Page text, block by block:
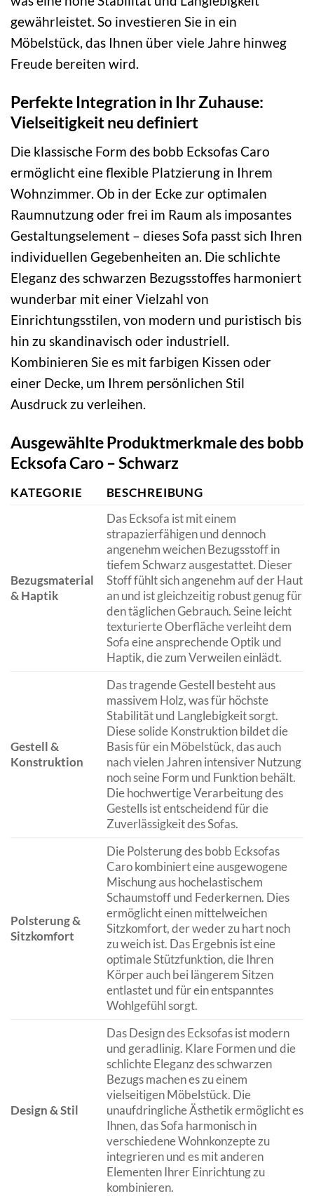
gewährleistet. So investieren Sie in ein
Möbelstück, das Ihnen über viele Jahre hinweg
Freude bereiten wird.
Perfekte Integration in Ihr Zuhause:
Vielseitigkeit neu definiert
Die klassische Form des bobb Ecksofas Caro
ermöglicht eine flexible Platzierung in Ihrem
Wohnzimmer. Ob in der Ecke zur optimalen
Raumnutzung oder frei im Raum als imposantes
Gestaltungselement – dieses Sofa passt sich Ihren
individuellen Gegebenheiten an. Die schlichte
Eleganz des schwarzen Bezugsstoffes harmoniert
wunderbar mit einer Vielzahl von
Einrichtungsstilen, von modern und puristisch bis
hin zu skandinavisch oder industriell.
Kombinieren Sie es mit farbigen Kissen oder
einer Decke, um Ihrem persönlichen Stil
Ausdruck zu verleihen.
Ausgewählte Produktmerkmale des bobb
Ecksofa Caro – Schwarz
KATEGORIE BESCHREIBUNG
Bezugsmaterial
& Haptik
Das Ecksofa ist mit einem
strapazierfähigen und dennoch
angenehm weichen Bezugsstoff in
tiefem Schwarz ausgestattet. Dieser
Stoff fühlt sich angenehm auf der Haut
an und ist gleichzeitig robust genug für
den täglichen Gebrauch. Seine leicht
texturierte Oberfläche verleiht dem
Sofa eine ansprechende Optik und
Haptik, die zum Verweilen einlädt.
Gestell &
Konstruktion
Das tragende Gestell besteht aus
massivem Holz, was für höchste
Stabilität und Langlebigkeit sorgt.
Diese solide Konstruktion bildet die
Basis für ein Möbelstück, das auch
nach vielen Jahren intensiver Nutzung
noch seine Form und Funktion behält.
Die hochwertige Verarbeitung des
Gestells ist entscheidend für die
Zuverlässigkeit des Sofas.
Polsterung &
Sitzkomfort
Die Polsterung des bobb Ecksofas
Caro kombiniert eine ausgewogene
Mischung aus hochelastischem
Schaumstoff und Federkernen. Dies
ermöglicht einen mittelweichen
Sitzkomfort, der weder zu hart noch
zu weich ist. Das Ergebnis ist eine
optimale Stützfunktion, die Ihren
Körper auch bei längerem Sitzen
entlastet und für ein entspanntes
Wohlgefühl sorgt.
Design & Stil
Das Design des Ecksofas ist modern
und geradlinig. Klare Formen und die
schlichte Eleganz des schwarzen
Bezugs machen es zu einem
vielseitigen Möbelstück. Die
unaufdringliche Ästhetik ermöglicht es
Ihnen, das Sofa harmonisch in
verschiedene Wohnkonzepte zu
integrieren und es mit anderen
Elementen Ihrer Einrichtung zu
kombinieren.